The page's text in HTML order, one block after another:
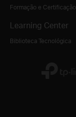
Formação e Certificação
Learning Center
Biblioteca Tecnológica